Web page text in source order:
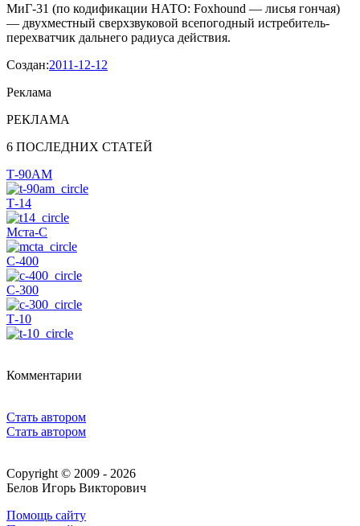
МиГ-31 (по кодификации НАТО: Foxhound — лисья гончая)
— двухместный сверхзвуковой всепогодный истребитель-
перехватчик дальнего радиуса действия.
Создан:2011-12-12
Реклама
РЕКЛАМА
6 ПОСЛЕДНИХ СТАТЕЙ
Т-90АМ
Т-14
Мста-С
С-400
С-300
Т-10
Комментарии
Стать автором
Стать автором
Copyright © 2009 - 2026
Белов Игорь Викторович
Помощь сайту